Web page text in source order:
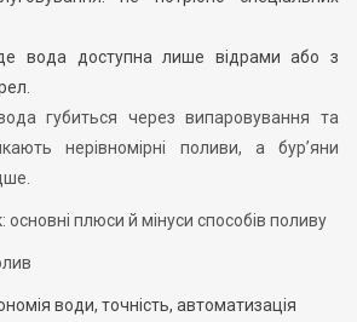
вода доступна лише відрами або з
губиться через випаровування та
нерівномірні поливи, а бур’яни
основні плюси й мінуси способів поливу
води, точність, автоматизація